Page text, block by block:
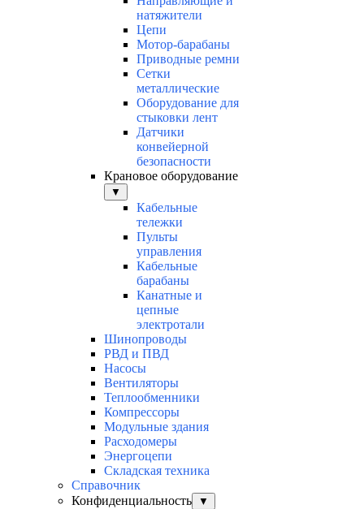
натяжители
Цепи
Мотор-барабаны
Приводные ремни
Сетки
металлические
Оборудование для
стыковки лент
Датчики
конвейерной
безопасности
Крановое оборудование
▼
Кабельные
тележки
Пульты
управления
Кабельные
барабаны
Канатные и
цепные
электротали
Шинопроводы
РВД и ПВД
Насосы
Вентиляторы
Теплообменники
Компрессоры
Модульные здания
Расходомеры
Энергоцепи
Складская техника
Справочник
Конфиденциальность
▼